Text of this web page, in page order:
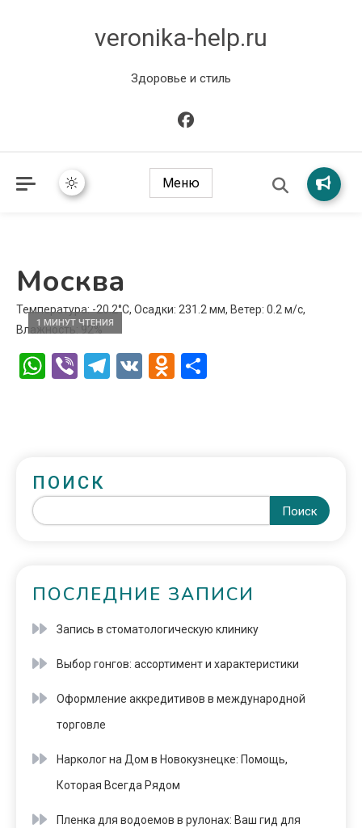
veronika-help.ru
Здоровье и стиль
Меню
Москва
1 МИНУТ ЧТЕНИЯ
Температура: -20.2°C, Осадки: 231.2 мм, Ветер: 0.2 м/с,
Влажность: 92%
WhatsApp
ViberTelegram
VK Odnoklassniki
ПОИСК
Поиск
ПОСЛЕДНИЕ ЗАПИСИ
Запись в стоматологическую клинику
Выбор гонгов: ассортимент и характеристики
Оформление аккредитивов в международной
торговле
Нарколог на Дом в Новокузнецке: Помощь,
Которая Всегда Рядом
Пленка для водоемов в рулонах: Ваш гид для